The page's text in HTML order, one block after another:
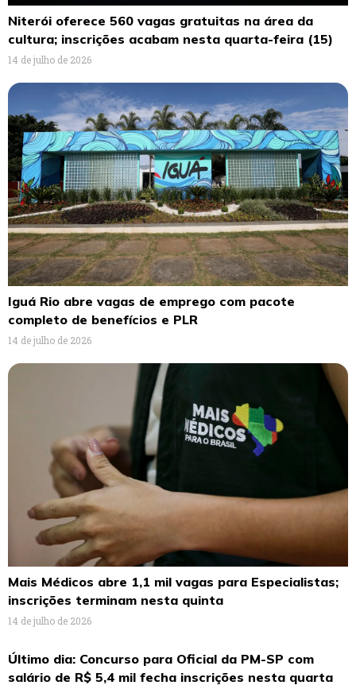
Niterói oferece 560 vagas gratuitas na área da
cultura; inscrições acabam nesta quarta-feira (15)
14 de julho de 2026
Iguá Rio abre vagas de emprego com pacote
completo de benefícios e PLR
14 de julho de 2026
Mais Médicos abre 1,1 mil vagas para Especialistas;
inscrições terminam nesta quinta
14 de julho de 2026
Último dia: Concurso para Oficial da PM-SP com
salário de R$ 5,4 mil fecha inscrições nesta quarta